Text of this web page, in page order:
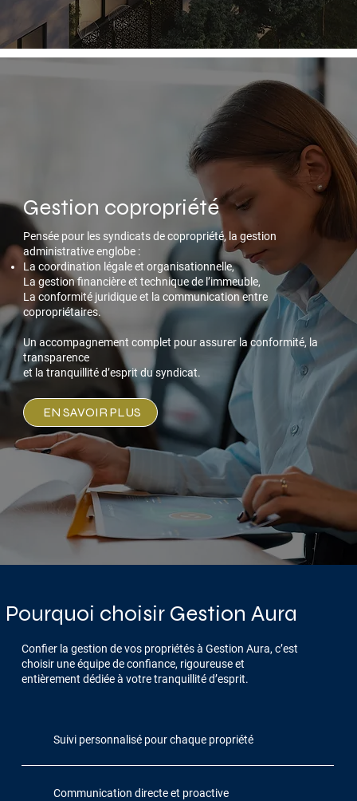
Gestion copropriété
Pensée pour les syndicats de copropriété, la gestion
administrative englobe :
La coordination légale et organisationnelle,
La gestion financière et technique de l’immeuble,
La conformité juridique et la communication entre
copropriétaires.
Un accompagnement complet pour assurer la conformité, la
transparence
et la tranquillité d’esprit du syndicat.
EN SAVOIR PLUS
Pourquoi choisir Gestion Aura
Confier la gestion de vos propriétés à Gestion Aura, c’est
choisir une équipe de confiance, rigoureuse et
entièrement dédiée à votre tranquillité d’esprit.
Suivi personnalisé pour chaque propriété
Communication directe et proactive